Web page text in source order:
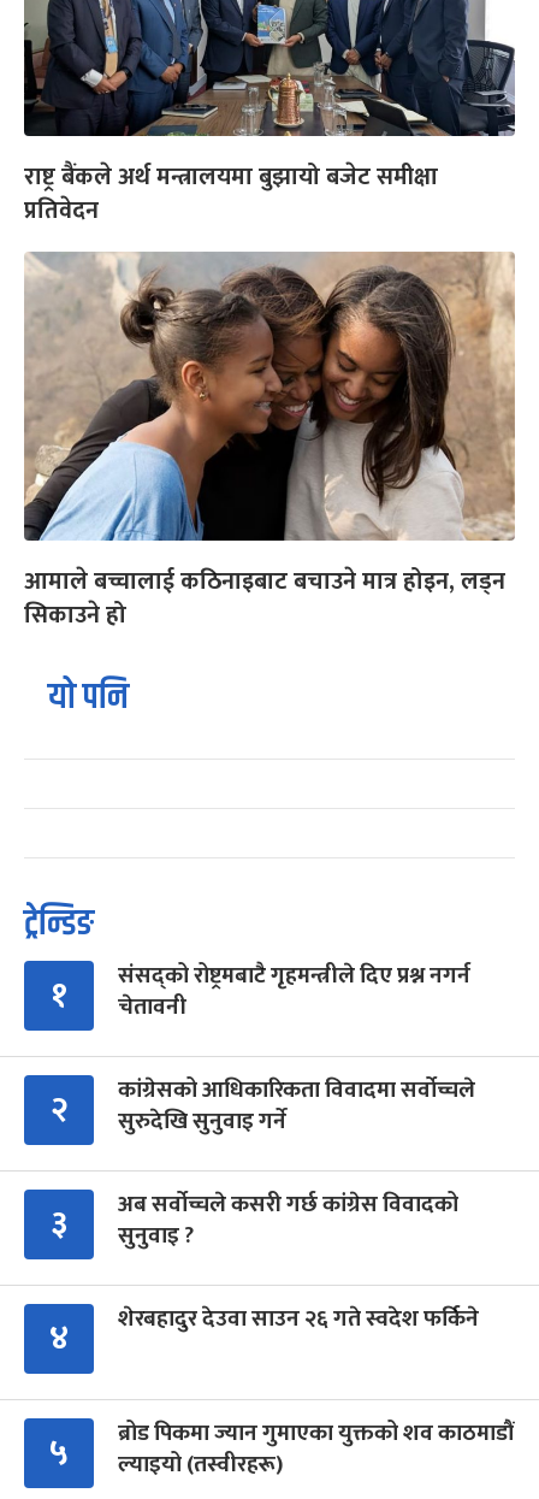
राष्ट्र बैंकले अर्थ मन्त्रालयमा बुझायो बजेट समीक्षा
प्रतिवेदन
आमाले बच्चालाई कठिनाइबाट बचाउने मात्र होइन, लड्न
सिकाउने हो
यो पनि
ट्रेन्डिङ
१
संसद्को रोष्ट्रमबाटै गृहमन्त्रीले दिए प्रश्न नगर्न
चेतावनी
२
कांग्रेसको आधिकारिकता विवादमा सर्वोच्चले
सुरुदेखि सुनुवाइ गर्ने
३
अब सर्वोच्चले कसरी गर्छ कांग्रेस विवादको
सुनुवाइ ?
४ शेरबहादुर देउवा साउन २६ गते स्वदेश फर्किने
५
ब्रोड पिकमा ज्यान गुमाएका युक्तको शव काठमाडौं
ल्याइयो (तस्वीरहरू)